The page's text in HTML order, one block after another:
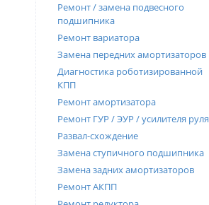
Ремонт / замена подвесного
подшипника
Ремонт вариатора
Замена передних амортизаторов
Диагностика роботизированной
КПП
Ремонт амортизатора
Ремонт ГУР / ЭУР / усилителя руля
Развал-схождение
Замена ступичного подшипника
Замена задних амортизаторов
Ремонт АКПП